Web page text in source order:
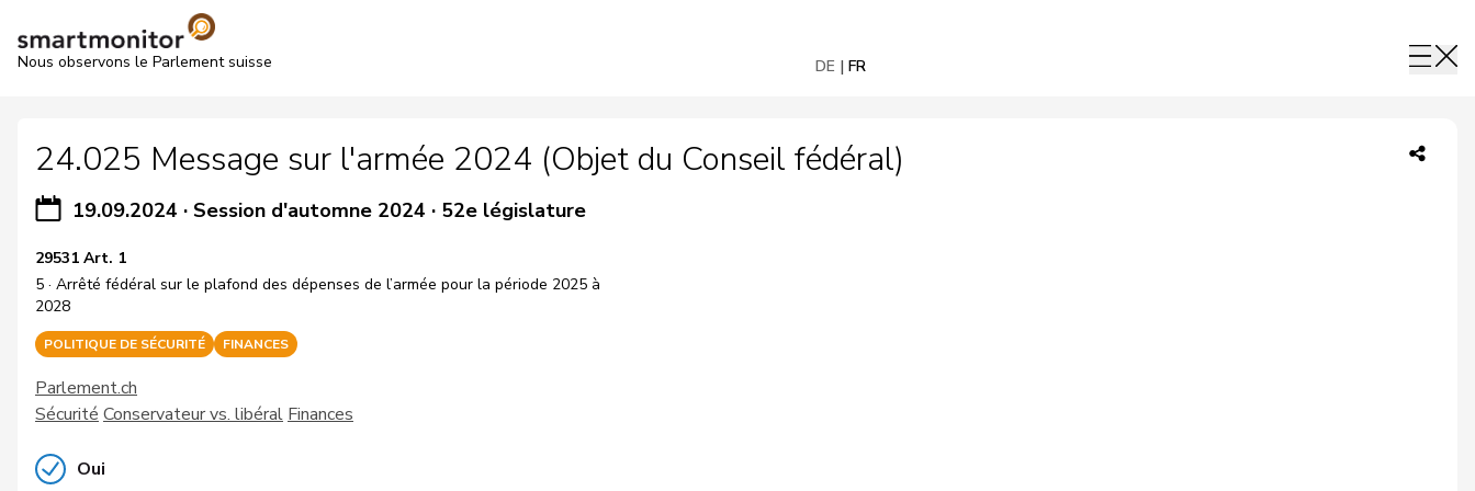
Nous observons le Parlement suisse DE FR
24.025 Message sur l'armée 2024 (Objet du Conseil fédéral)
19.09.2024 · Session d'automne 2024 · 52e législature
29531 Art. 1
5 · Arrêté fédéral sur le plafond des dépenses de l’armée pour la période 2025 à
2028
POLITIQUE DE SÉCURITÉ FINANCES
Parlement.ch
Sécurité Conservateur vs. libéral Finances
Oui